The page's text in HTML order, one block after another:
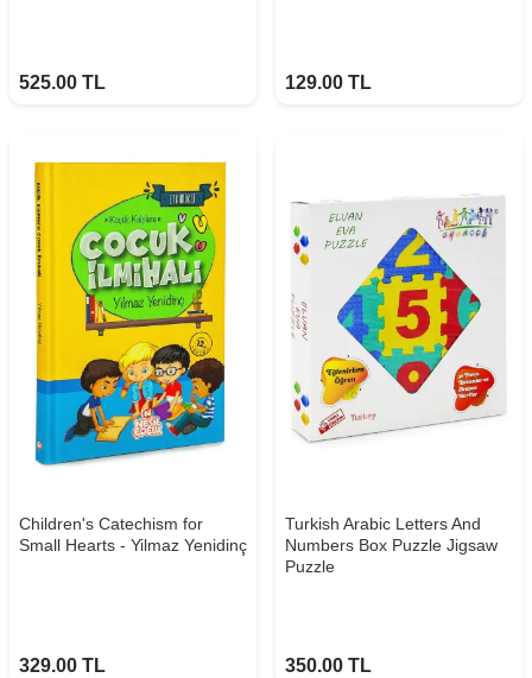
525.00 TL 129.00 TL
Children's Catechism for
Small Hearts - Yilmaz Yenidinç
329.00 TL
Turkish Arabic Letters And
Numbers Box Puzzle Jigsaw
Puzzle
350.00 TL